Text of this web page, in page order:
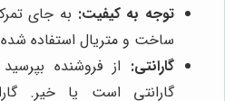
توجه به کیفیت: به جای
ساخت و متریال استفاده
گارانتی: از فروشنده
گارانتی است یا خیر.